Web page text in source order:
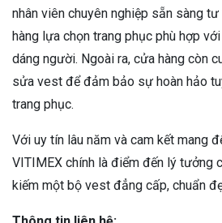
nhân viên chuyên nghiệp sẵn sàng
hàng lựa chọn trang phục phù hợp
dáng người. Ngoài ra, cửa hàng còn
sửa vest để đảm bảo sự hoàn hảo
trang phục.
Với uy tín lâu năm và cam kết mang
VITIMEX chính là điểm đến lý tưởng
kiếm một bộ vest đẳng cấp, chuẩn